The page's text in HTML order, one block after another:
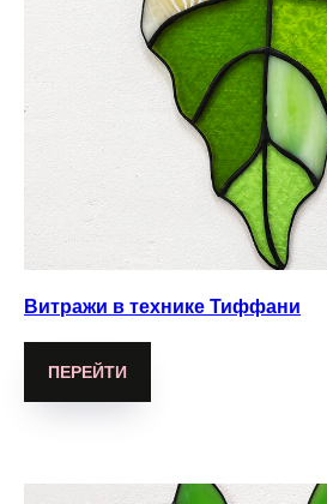
Витражи в технике Тиффани
ПЕРЕЙТИ